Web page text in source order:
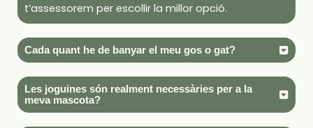
t’assessorem per escollir la millor opció.
Cada quant he de banyar el meu gos o gat?
Les joguines són realment necessàries per a la
meva mascota?